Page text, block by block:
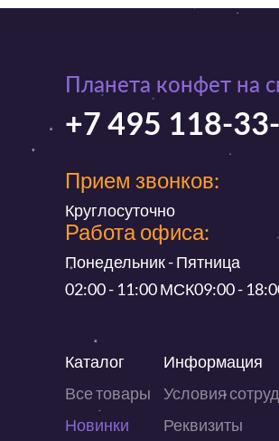
Планета конфет на
+7 495 118-
Прием звонков:
Круглосуточно
Работа офиса:
Понедельник - Пятница
02:00 - 11:00 МСК09:00 -
Каталог
Все товары
Новинки
Информация
Условия
Реквизиты